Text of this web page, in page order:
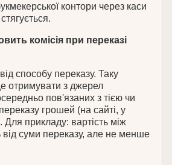
контори через каси
комісія при переказі
способу переказу. Таку
отримувати з джерел
пов'язаних з тією чи
грошей (на сайті, у
Для прикладу: вартість між
суми переказу, але не менше